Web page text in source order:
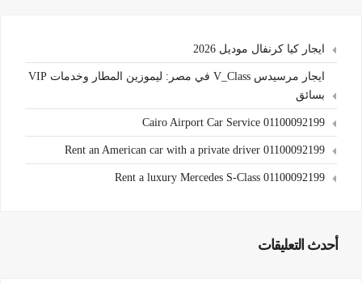
ايجار كيا كرنفال موديل 2026
ايجار مرسيدس V_Class في مصر: ليموزين المطار وخدمات VIP
بسائق
Cairo Airport Car Service 01100092199
Rent an American car with a private driver 01100092199
Rent a luxury Mercedes S-Class 01100092199
أحدث التعليقات